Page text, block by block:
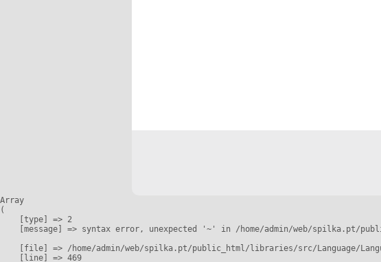
Array
(
    [type] => 2
[message] => syntax error, unexpected '~' in /home/admin/web/spilka.pt/
[file] => /home/admin/web/spilka.pt/public_html/libraries/src/Language/
    [line] => 469